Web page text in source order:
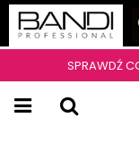
SPRAWDŹ